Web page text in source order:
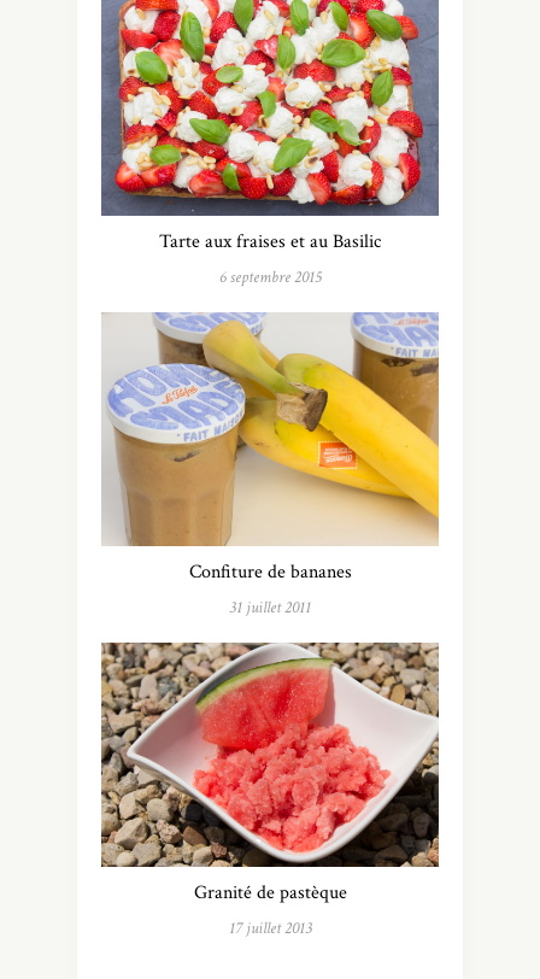
Tarte aux fraises et au Basilic
6 septembre 2015
Confiture de bananes
31 juillet 2011
Granité de pastèque
17 juillet 2013